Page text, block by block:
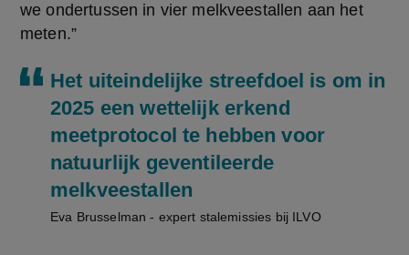
we ondertussen in vier melkveestallen aan het
meten.”
Het uiteindelijke streefdoel is om in
2025 een wettelijk erkend
meetprotocol te hebben voor
natuurlijk geventileerde
melkveestallen
Eva Brusselman - expert stalemissies bij ILVO